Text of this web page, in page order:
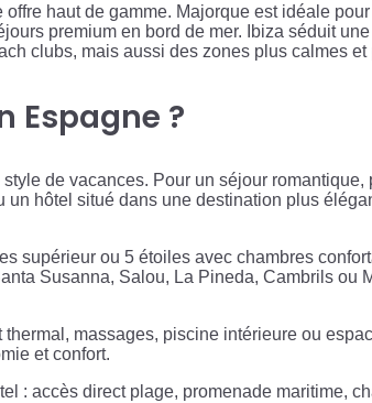
haut de gamme. Majorque est idéale
premium en bord de mer. Ibiza séduit
clubs, mais aussi des zones plus calmes
Espagne ?
de vacances. Pour un séjour
hôtel situé dans une destination plus
supérieur ou 5 étoiles avec chambres
Susanna, Salou, La Pineda, Cambrils ou
massages, piscine intérieure ou
et confort.
: accès direct plage, promenade maritime,